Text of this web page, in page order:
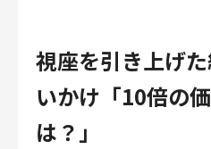
視座を引き上げ
いかけ「10倍の
は？」